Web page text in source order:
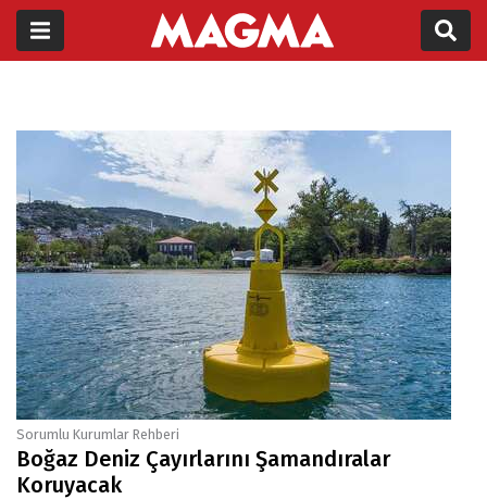
Sorumlu Kurumlar Rehberi
Boğaz Deniz Çayırlarını Şamandıralar
Koruyacak